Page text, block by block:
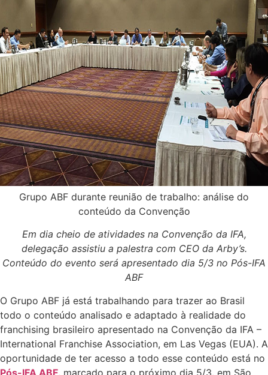
Grupo ABF durante reunião de trabalho: análise do
conteúdo da Convenção
Em dia cheio de atividades na Convenção da IFA,
delegação assistiu a palestra com CEO da Arby’s.
Conteúdo do evento será apresentado dia 5/3 no Pós-IFA
ABF
O Grupo ABF já está trabalhando para trazer ao Brasil
todo o conteúdo analisado e adaptado à realidade do
franchising brasileiro apresentado na Convenção da IFA –
International Franchise Association, em Las Vegas (EUA). A
oportunidade de ter acesso a todo esse conteúdo está no
Pós-IFA ABF, marcado para o próximo dia 5/3, em São